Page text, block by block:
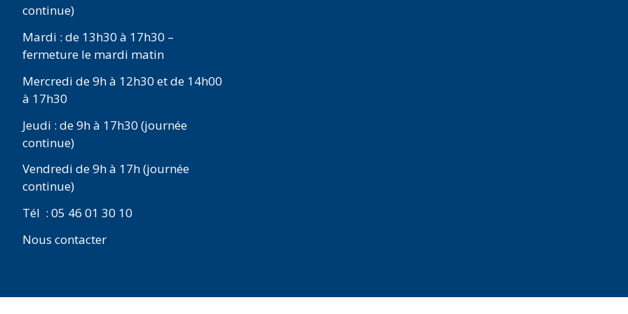
continue)
Mardi : de 13h30 à 17h30 –
fermeture le mardi matin
Mercredi de 9h à 12h30 et de 14h00
à 17h30
Jeudi : de 9h à 17h30 (journée
continue)
Vendredi de 9h à 17h (journée
continue)
Tél : 05 46 01 30 10
Nous contacter